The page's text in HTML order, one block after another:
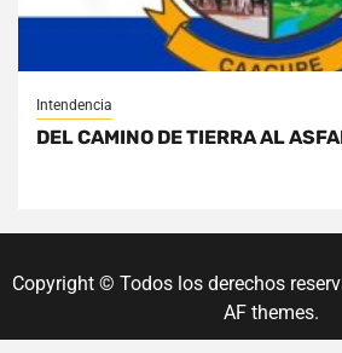
Intendencia
DEL CAMINO DE TIERRA AL
Copyright © Todos los derechos
AF themes.